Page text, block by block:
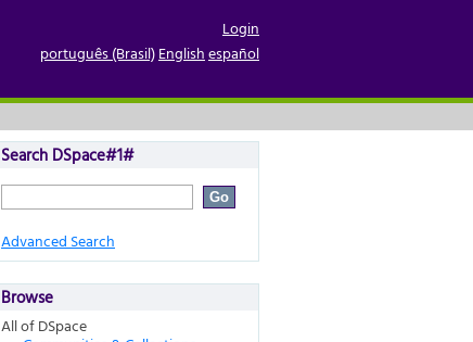
Login
português (Brasil)Englishespañol
Search DSpace#1#
Advanced Search
Browse
All of DSpace